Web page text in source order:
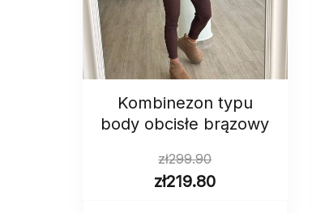
Kombinezon typu
body obcisłe brązowy
zł299.90
zł219.80